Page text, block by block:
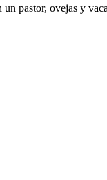
pastor, ovejas y